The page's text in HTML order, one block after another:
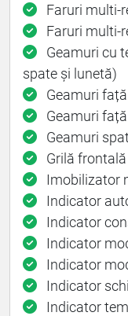
Faruri multi-
Faruri multi-
Geamuri cu
spate și lunetă)
Geamuri
Geamuri
Geamuri
Grilă
Imobilizator
Indicator
Indicator
Indicator
Indicator
Indicator
Indicator